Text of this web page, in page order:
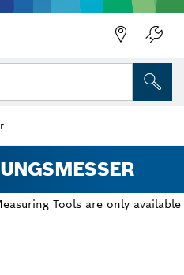
Tools are only available